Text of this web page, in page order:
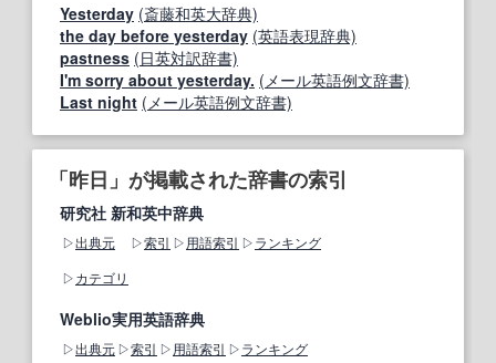
Yesterday (斎藤和英大辞典)
the day before yesterday (英語表現辞典)
pastness (日英対訳辞書)
I'm sorry about yesterday. (メール英語例文辞書)
Last night (メール英語例文辞書)
「昨日」が掲載された辞書の索引
研究社 新和英中辞典
出典元 索引 用語索引
ランキング
カテゴリ
Weblio実用英語辞典
出典元 索引 用語索引 ランキング